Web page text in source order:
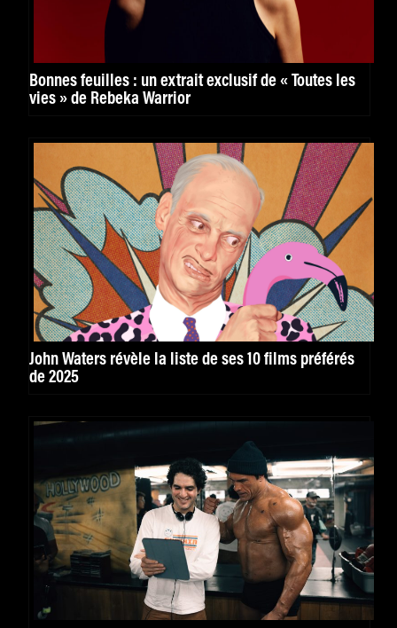
Bonnes feuilles : un extrait exclusif de « Toutes les
vies » de Rebeka Warrior
John Waters révèle la liste de ses 10 films préférés
de 2025